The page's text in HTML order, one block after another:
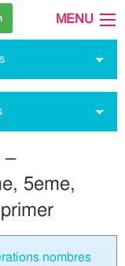
MENU
–
5eme,
nombres